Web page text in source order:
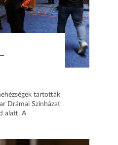
tartották
Drámai Színházat
alatt. A